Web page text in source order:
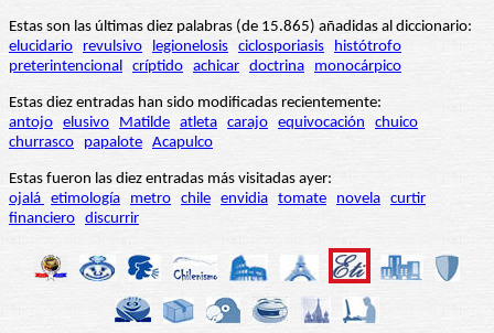
Estas son las últimas diez palabras (de 15.865) añadidas al diccionario:
elucidario
revulsivo legionelosis ciclosporiasis
histótrofo
preterintencional
críptido achicar doctrina monocárpico
Estas diez entradas han sido modificadas recientemente:
antojo elusivo Matilde atleta carajo equivocación
chuico
churrasco
papalote Acapulco
Estas fueron las diez entradas más visitadas ayer:
ojalá etimología metro chile envidia tomate novela curtir
financiero discurrir